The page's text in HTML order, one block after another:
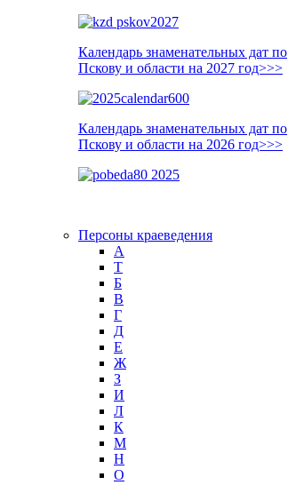
Календарь знаменательных дат по
Пскову и области на 2027 год>>>
Календарь знаменательных дат по
Пскову и области на 2026 год>>>
Персоны краеведения
А
T
Б
В
Г
Д
Е
Ж
З
И
Л
К
М
Н
О